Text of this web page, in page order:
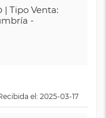
| Tipo Venta:
-
el: 2025-03-17